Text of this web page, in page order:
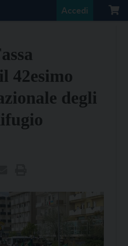
Accedi
42esimo
degli